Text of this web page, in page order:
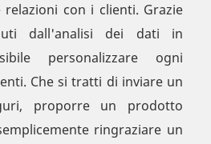
relazioni con i clienti. Grazie
dall'analisi dei dati in
personalizzare ogni
Che si tratti di inviare un
proporre un prodotto
ringraziare un